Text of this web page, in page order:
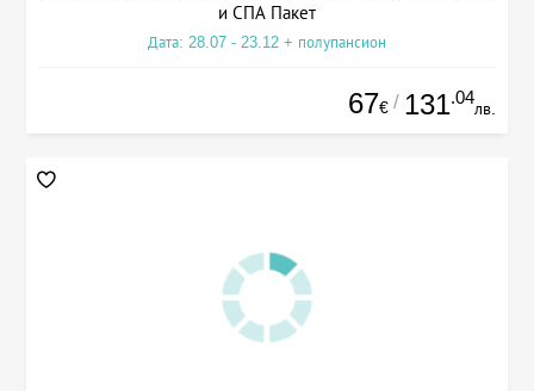
и СПА Пакет
Дата: 28.07 - 23.12 + полупансион
67€ / 131.04
лв.